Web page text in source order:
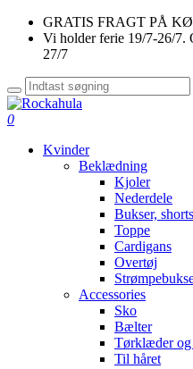
GRATIS FRAGT PÅ
Vi holder ferie 19/7-26/7.
27/7
0
Kvinder
Beklædning
Kjoler
Nederdele
Bukser,
Toppe
Cardigans
Overtøj
Accessories
Sko
Bælter
Tørklæder og
Til håret